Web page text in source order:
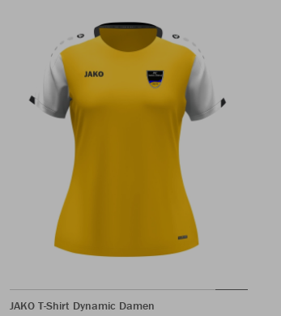
JAKO T-Shirt Dynamic Damen